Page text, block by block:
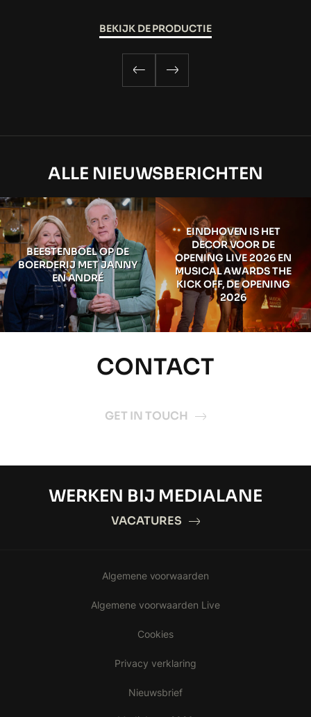
BEKIJK DE PRODUCTIE
ALLE NIEUWSBERICHTEN
BEESTENBOEL OP DE
BOERDERIJ MET JANNY
EN ANDRÉ
EINDHOVEN IS HET
DECOR VOOR DE
OPENING LIVE 2026 EN
MUSICAL AWARDS THE
KICK OFF, DE OPENING
2026
CONTACT
GET IN TOUCH
WERKEN BIJ MEDIALANE
VACATURES
Algemene voorwaarden
Algemene voorwaarden Live
Cookies
Privacy verklaring
Nieuwsbrief